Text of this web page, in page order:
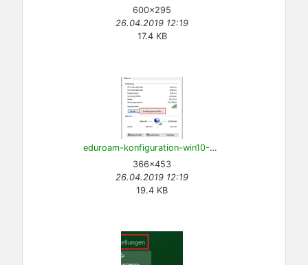
600×295
26.04.2019 12:19
17.4 KB
eduroam-konfiguration-win10-13.png
366×453
26.04.2019 12:19
19.4 KB